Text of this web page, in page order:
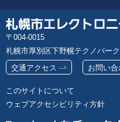
ページの先頭へ
問い合わせ先
郵
便
番
号
004-0015
札幌市厚別区下野幌テクノパー
交通アクセス
お問い
このサイトについて
ウェブアクセシビリティ方針